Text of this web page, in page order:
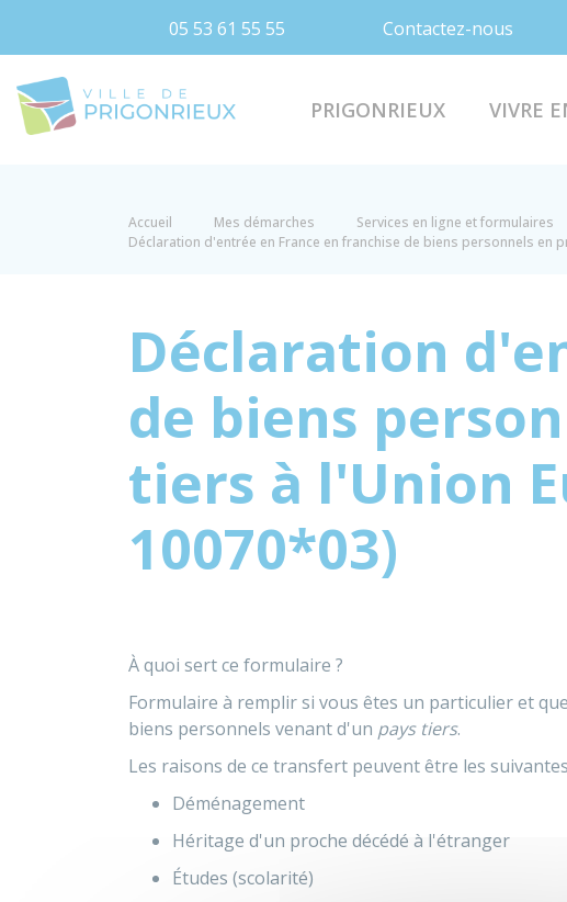
05 53 61 55 55 Contactez-nous
PRIGONRIEUX VIVRE
Accueil Mes démarches
Services en ligne et formulaires
Déclaration d'entrée en France en franchise de biens personnels en
Déclaration
de biens
tiers à l'Union
10070*03)
À quoi sert ce formulaire ?
Formulaire à remplir si vous êtes un particulier et
biens personnels venant d'un pays tiers.
Les raisons de ce transfert peuvent être les
Déménagement
Héritage d'un proche décédé à l'étranger
Études (scolarité)